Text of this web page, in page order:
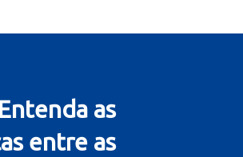
as
entre as